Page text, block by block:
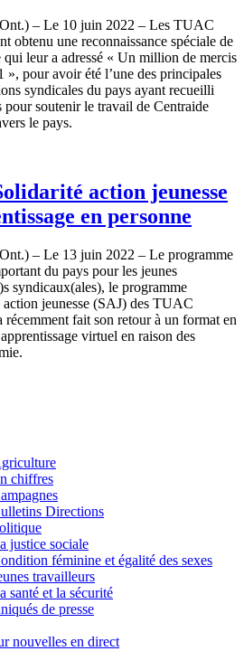
– Le 10 juin 2022 – Les TUAC
obtenu une reconnaissance spéciale de
qui leur a adressé « Un million de mercis
», pour avoir été l’une des principales
syndicales du pays ayant recueilli
soutenir le travail de Centraide
le pays.
action jeunesse
en personne
– Le 13 juin 2022 – Le programme
du pays pour les jeunes
syndicaux(ales), le programme
action jeunesse (SAJ) des TUAC
récemment fait son retour à un format en
virtuel en raison des
chiffres
Directions
justice sociale
féminine et égalité des sexes
travailleurs
santé et la sécurité
de presse
nouvelles en direct